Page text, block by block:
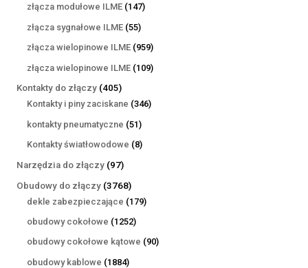
produktów
złącza modułowe ILME 147147
złącza sygnałowe ILME 5555
produktów
złącza wielopinowe ILME 959959
produktów
złącza wielopinowe ILME 109109
Kontakty do złączy 405405
produktów
Kontakty i piny zaciskane 346346
kontakty pneumatyczne 5151
produktów
Kontakty światłowodowe 88
Narzędzia do złączy 9797
produktów
Obudowy do złączy 37683768
produktów
dekle zabezpieczające 179179
obudowy cokołowe 12521252
produkty
obudowy cokołowe kątowe 9090
obudowy kablowe 18841884